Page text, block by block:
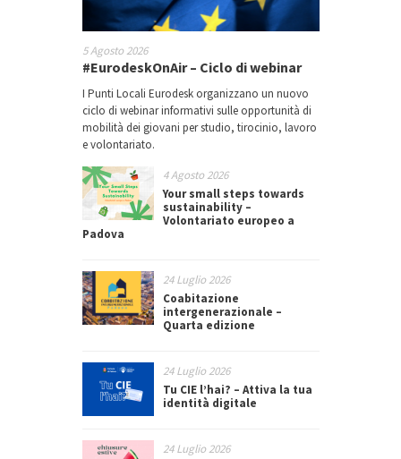
5 Agosto 2026
#EurodeskOnAir – Ciclo di webinar
I Punti Locali Eurodesk organizzano un nuovo
ciclo di webinar informativi sulle opportunità di
mobilità dei giovani per studio, tirocinio, lavoro
e volontariato.
4 Agosto 2026
Your small steps towards
sustainability –
Volontariato europeo a
Padova
24 Luglio 2026
Coabitazione
intergenerazionale –
Quarta edizione
24 Luglio 2026
Tu CIE l’hai? – Attiva la tua
identità digitale
24 Luglio 2026